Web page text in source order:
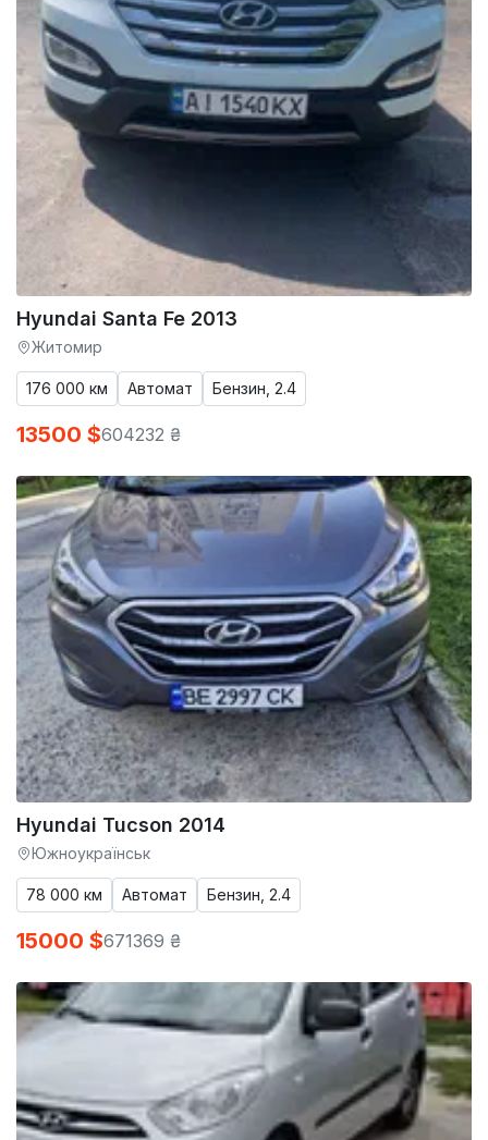
Hyundai Santa Fe 2013
Житомир
176 000 км Автомат Бензин, 2.4
13500 $604232 ₴
Hyundai Tucson 2014
Южноукраїнськ
78 000 км Автомат Бензин, 2.4
15000 $671369 ₴